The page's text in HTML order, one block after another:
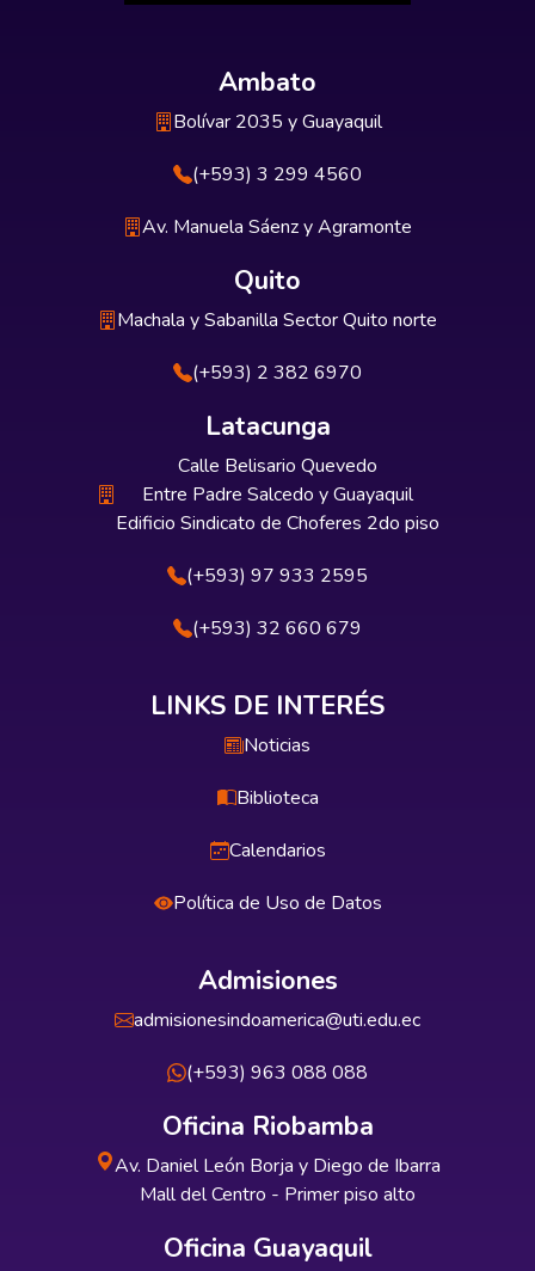
Ambato
Bolívar 2035 y Guayaquil
(+593) 3 299 4560
Av. Manuela Sáenz y Agramonte
Quito
Machala y Sabanilla Sector Quito norte
(+593) 2 382 6970
Latacunga
Calle Belisario Quevedo
Entre Padre Salcedo y Guayaquil
Edificio Sindicato de Choferes 2do piso
(+593) 97 933 2595
(+593) 32 660 679
LINKS DE INTERÉS
Noticias
Biblioteca
Calendarios
Política de Uso de Datos
Admisiones
admisionesindoamerica@uti.edu.ec
(+593) 963 088 088
Oficina Riobamba
Av. Daniel León Borja y Diego de Ibarra
Mall del Centro - Primer piso alto
Oficina Guayaquil